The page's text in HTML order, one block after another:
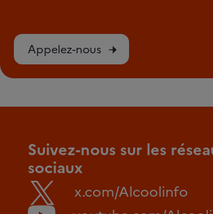
Appelez-nous
Suivez-nous sur les
sociaux
x.com/Alcoolinfo